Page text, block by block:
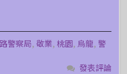
警察局,敬業,桃園, 烏龍, 警
發表評論